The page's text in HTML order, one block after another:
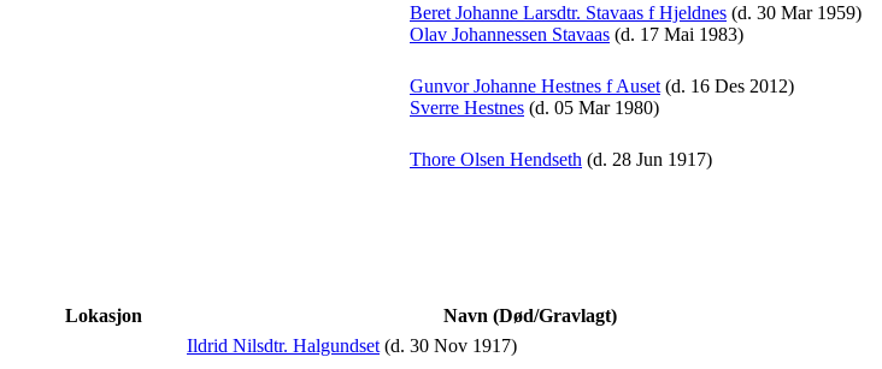
Beret Johanne Larsdtr. Stavaas f Hjeldnes (d. 30 Mar 1959)
Olav Johannessen Stavaas (d. 17 Mai 1983)
Gunvor Johanne Hestnes f Auset (d. 16 Des 2012)
Sverre Hestnes (d. 05 Mar 1980)
Thore Olsen Hendseth (d. 28 Jun 1917)
Lokasjon
Navn (Død/Gravlagt)
Ildrid Nilsdtr. Halgundset (d. 30 Nov 1917)